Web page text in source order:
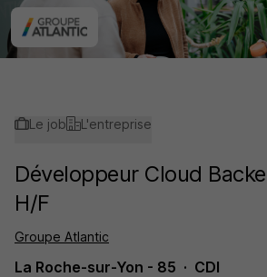
Le job L'entreprise
Développeur Cloud
H/F
Groupe Atlantic
La Roche-sur-Yon - 85 CDI